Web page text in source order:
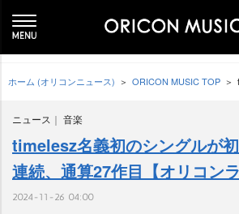
ホーム (オリコンニュース) ORICON MUSIC TOP
ニュース 音楽
timelesz名義初のシングルが
連続、通算27作目【オリコン
2024-11-26 04:00